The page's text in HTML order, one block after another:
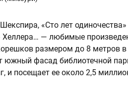
«Сто лет
Хеллера… — любимые
размером до 8 метров
южный фасад библиотечной
и посещает ее около 2,5